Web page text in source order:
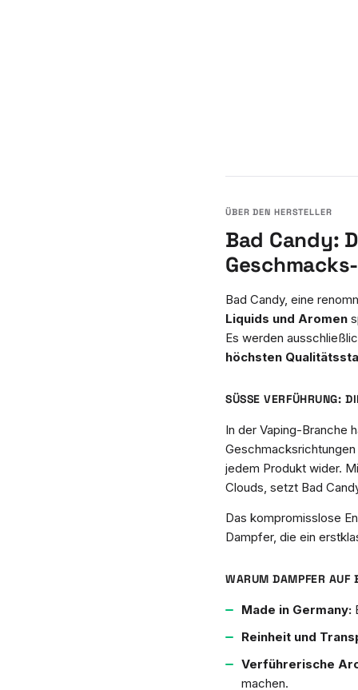
Bad Candy:
Bad Candy, eine
Liquids und Aromen
Es werden
höchsten
SÜSSE VERFÜHRUNG:
In der Vaping-Branche
jedem Produkt wider.
Clouds, setzt Bad
Das kompromisslose
Dampfer, die ein
WARUM DAMPFER AUF
Made in Germany:
Reinheit und
Verführerische
machen.